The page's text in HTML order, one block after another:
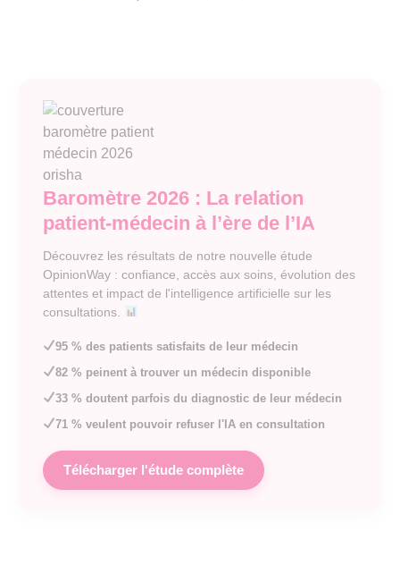
Baromètre 2026 : La relation
patient-médecin à l’ère de l’IA
Découvrez les résultats de notre nouvelle étude
OpinionWay : confiance, accès aux soins, évolution des
attentes et impact de l'intelligence artificielle sur les
consultations.
95 % des patients satisfaits de leur médecin
82 % peinent à trouver un médecin disponible
33 % doutent parfois du diagnostic de leur médecin
71 % veulent pouvoir refuser l'IA en consultation
Télécharger l'étude complète